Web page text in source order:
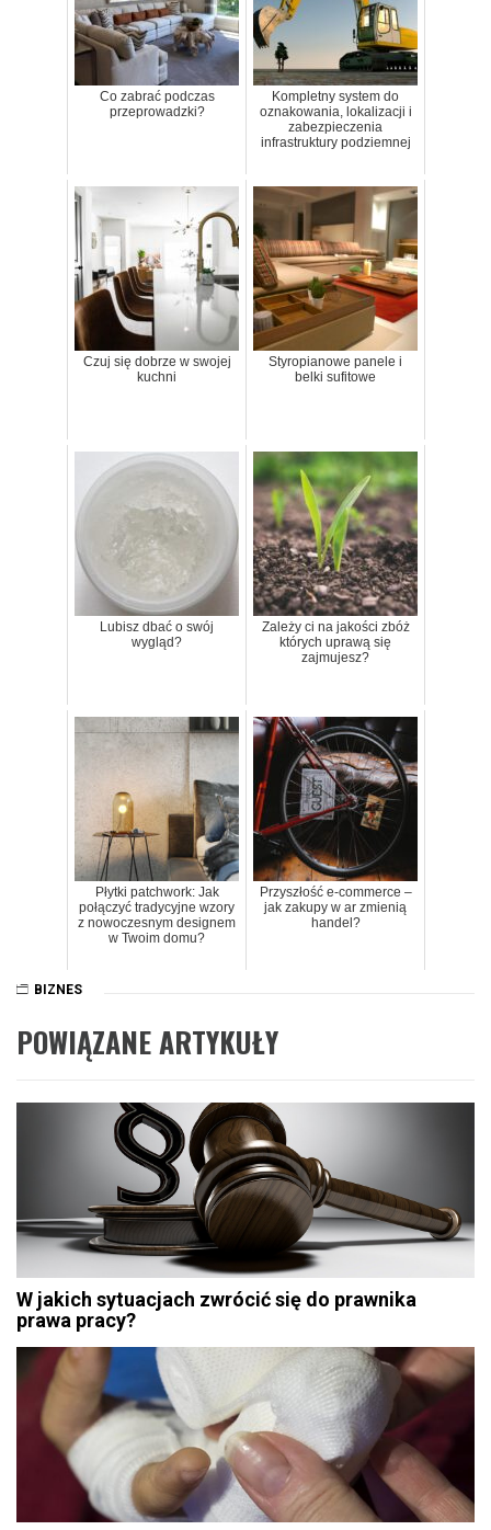
Co zabrać podczas
przeprowadzki?
Kompletny system do
oznakowania, lokalizacji i
zabezpieczenia
infrastruktury podziemnej
Czuj się dobrze w swojej
kuchni
Styropianowe panele i
belki sufitowe
Lubisz dbać o swój
wygląd?
Zależy ci na jakości zbóż
których uprawą się
zajmujesz?
Płytki patchwork: Jak
połączyć tradycyjne wzory
z nowoczesnym designem
w Twoim domu?
Przyszłość e-commerce –
jak zakupy w ar zmienią
handel?
BIZNES
POWIĄZANE ARTYKUŁY
W jakich sytuacjach zwrócić się do prawnika
prawa pracy?